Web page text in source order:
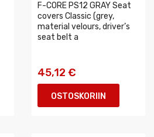
F-CORE PS12 GRAY Seat
covers Classic (grey,
material velours, driver’s
seat belt a
45,12 €
OSTOSKORIIN